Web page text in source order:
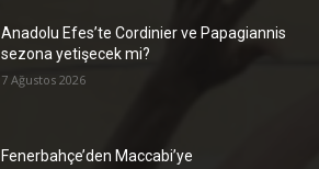
Anadolu Efes’te Cordinier ve Papagiannis
sezona yetişecek mi?
7 Ağustos 2026
Fenerbahçe’den Maccabi’ye